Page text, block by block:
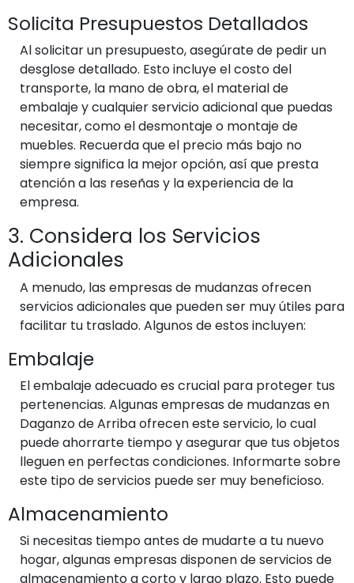
Solicita Presupuestos Detallados
Al solicitar un presupuesto, asegúrate de pedir un
desglose detallado. Esto incluye el costo del
transporte, la mano de obra, el material de
embalaje y cualquier servicio adicional que puedas
necesitar, como el desmontaje o montaje de
muebles. Recuerda que el precio más bajo no
siempre significa la mejor opción, así que presta
atención a las reseñas y la experiencia de la
empresa.
3. Considera los Servicios
Adicionales
A menudo, las empresas de mudanzas ofrecen
servicios adicionales que pueden ser muy útiles para
facilitar tu traslado. Algunos de estos incluyen:
Embalaje
El embalaje adecuado es crucial para proteger tus
pertenencias. Algunas empresas de mudanzas en
Daganzo de Arriba ofrecen este servicio, lo cual
puede ahorrarte tiempo y asegurar que tus objetos
lleguen en perfectas condiciones. Informarte sobre
este tipo de servicios puede ser muy beneficioso.
Almacenamiento
Si necesitas tiempo antes de mudarte a tu nuevo
hogar, algunas empresas disponen de servicios de
almacenamiento a corto y largo plazo. Esto puede